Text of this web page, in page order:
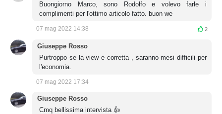
Buongiorno Marco, sono Rodolfo e volevo farle i
complimenti per l'ottimo articolo fatto. buon we
07 mag 2022 14:38 2
Giuseppe Rosso
Purtroppo se la view e corretta , saranno mesi difficili per
l'economia.
07 mag 2022 17:34
Giuseppe Rosso
Cmq bellissima intervista 👍